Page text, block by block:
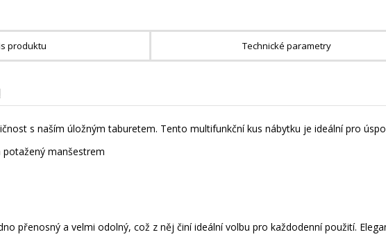
produktu Technické parametry
s naším úložným taburetem. Tento multifunkční kus nábytku je ideální pro
manšestrem
přenosný a velmi odolný, což z něj činí ideální volbu pro každodenní použití.